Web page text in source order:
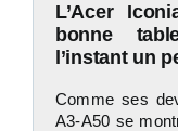
L’Acer
bonne
l’instant un
Comme ses
A3-A50 se